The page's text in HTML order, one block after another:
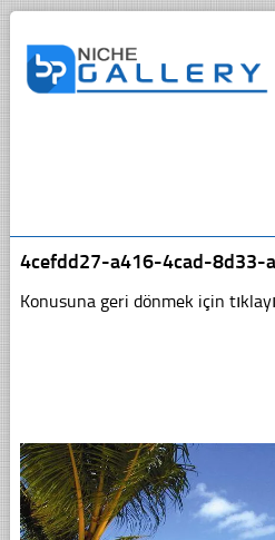
4cefdd27-a416-4cad-8d33-
Konusuna geri dönmek için